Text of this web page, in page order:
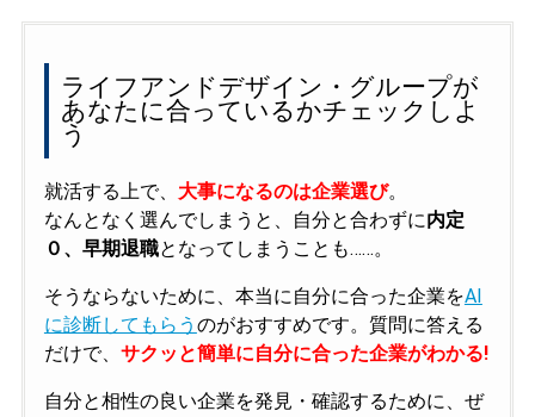
ライフアンドデザイン・グループが
あなたに合っているかチェックしよ
う
就活する上で、 大事になるのは企業選び。
なんとなく選んでしまうと、自分と合わずに内定
０、早期退職となってしまうことも……。
そうならないために、本当に自分に合った企業をAI
に診断してもらう のがおすすめです。質問に答える
だけで、 サクッと簡単に自分に合った企業がわかる!
自分と相性の良い企業を発見・確認するために、ぜ